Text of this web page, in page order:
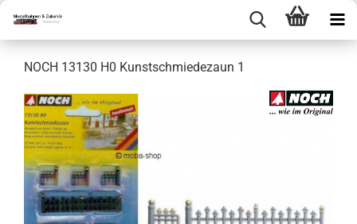
NOCH 13130 H0 Kunstschmiedezaun 1